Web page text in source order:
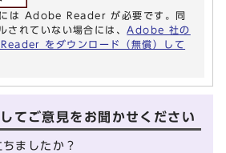
は Adobe Reader が必要です。同
されていない場合には、 Adobe 社の
をダウンロード（無償）して
てご意見をお聞かせください
ましたか？